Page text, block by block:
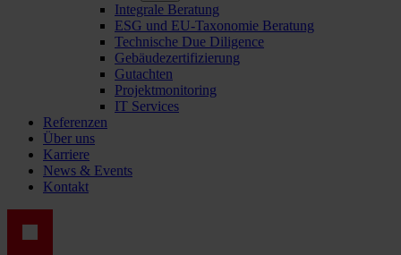
Integrale Beratung
ESG und EU-Taxonomie Beratung
Technische Due Diligence
Gebäudezertifizierung
Gutachten
Projektmonitoring
IT Services
Referenzen
Über uns
Karriere
News & Events
Kontakt